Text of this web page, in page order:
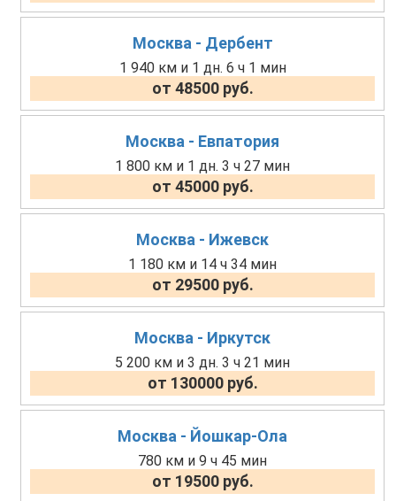
Москва - Дербент
1 940 км и 1 дн. 6 ч 1 мин
от 48500 руб.
Москва - Евпатория
1 800 км и 1 дн. 3 ч 27 мин
от 45000 руб.
Москва - Ижевск
1 180 км и 14 ч 34 мин
от 29500 руб.
Москва - Иркутск
5 200 км и 3 дн. 3 ч 21 мин
от 130000 руб.
Москва - Йошкар-Ола
780 км и 9 ч 45 мин
от 19500 руб.